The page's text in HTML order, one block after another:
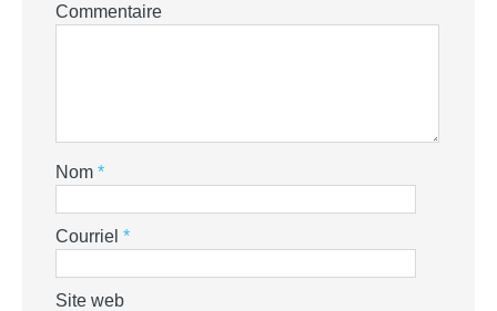
Commentaire
Nom *
Courriel *
Site web